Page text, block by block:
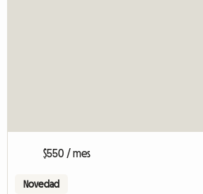
$550 / mes
Novedad